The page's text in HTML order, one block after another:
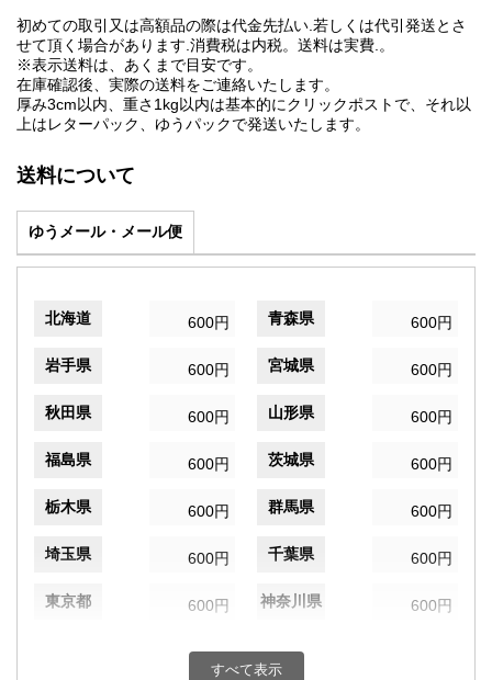
初めての取引又は高額品の際は代金先払い.若しくは代引発送とさ
せて頂く場合があります.消費税は内税。送料は実費.。
※表示送料は、あくまで目安です。
在庫確認後、実際の送料をご連絡いたします。
厚み3cm以内、重さ1kg以内は基本的にクリックポストで、それ以
上はレターパック、ゆうパックで発送いたします。
送料について
ゆうメール・メール便
北海道 600円 青森県 600円
岩手県 600円 宮城県 600円
秋田県 600円 山形県 600円
福島県 600円 茨城県 600円
栃木県 600円 群馬県 600円
埼玉県 600円 千葉県 600円
東京都 600円 神奈川県 600円
600円 富山県
すべて表示